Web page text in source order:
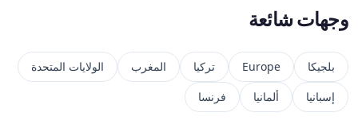
وجهات شائعة
بلجيكا Europe تركيا المغرب
الولايات المتحدة
إسبانيا
ألمانيا فرنسا